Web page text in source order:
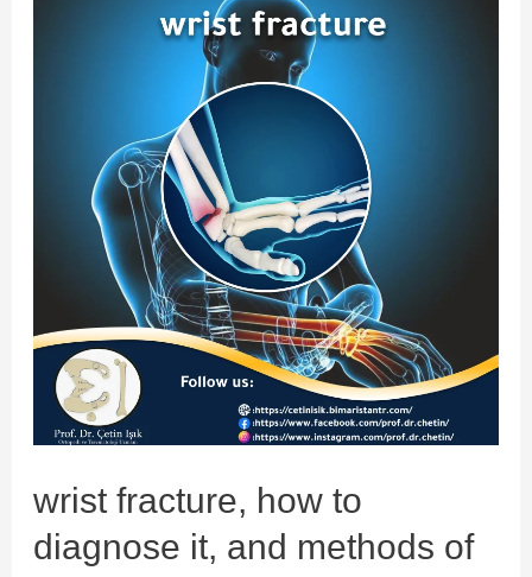
treatment
wrist fracture, how to
diagnose it, and methods of